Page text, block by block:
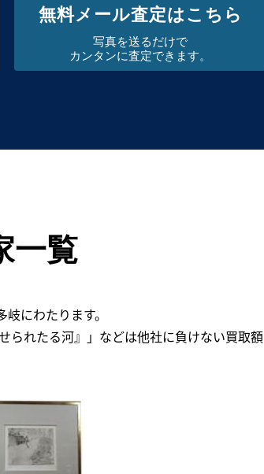
無料メール査定はこちら
写真を送るだけで
カンタンに査定できます。
一覧
にわたります。
られたる河』」などは他社に負けない買取額